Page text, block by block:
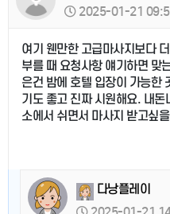
2025-01-21
여기 웬만한 고급마사지보다
부를 때 요청사항 얘기하면 맞
은건 밤에 호텔 입장이 가능한
기도 좋고 진짜 시원해요. 내
소에서 쉬면서 마사지 받고싶
다낭플레이